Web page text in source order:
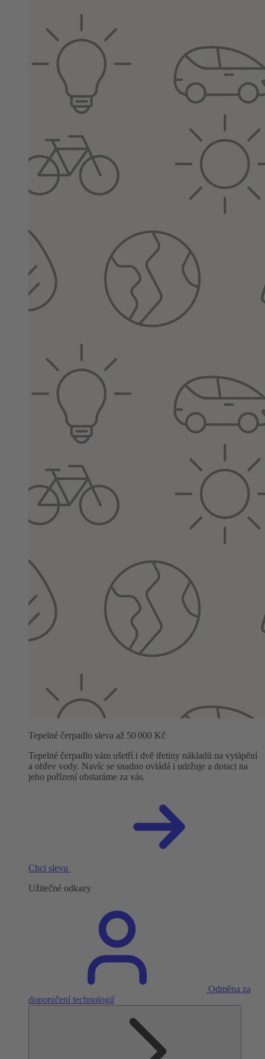
Tepelné čerpadlo sleva až 50 000 Kč
Tepelné čerpadlo vám ušetří i dvě třetiny nákladů na vytápění
a ohřev vody. Navíc se snadno ovládá i udržuje a dotaci na
jeho pořízení obstaráme za vás.
Chci slevu
Užitečné odkazy
Odměna za
doporučení technologií